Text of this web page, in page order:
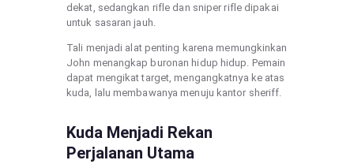
dekat, sedangkan rifle dan sniper rifle dipakai
untuk sasaran jauh.
Tali menjadi alat penting karena memungkinkan
John menangkap buronan hidup hidup. Pemain
dapat mengikat target, mengangkatnya ke atas
kuda, lalu membawanya menuju kantor sheriff.
Kuda Menjadi Rekan
Perjalanan Utama